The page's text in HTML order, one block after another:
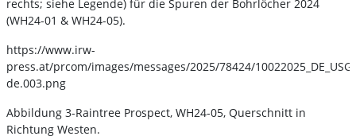
rechts; siehe Legende) für die Spuren der Bohrlöcher 2024
(WH24-01 & WH24-05).
https://www.irw-
press.at/prcom/images/messages/2025/78424/
de.003.png
Abbildung 3-Raintree Prospect, WH24-05, Querschnitt in
Richtung Westen.